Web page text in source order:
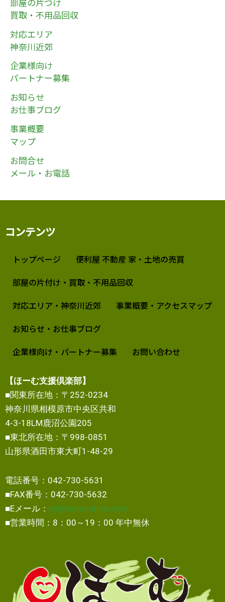
買取・不用品回収
対応エリア
神奈川近郊
企業様向け
パートナー募集
お知らせ
お仕事ブログ
事業概要
マップ
お問合せ
メール・お電話
コンテンツ
トップページ
便利屋 不動産 家・土地の売買
部屋の片付け・買取・不用品回収
対応エリア・神奈川近郊
事業概要・アクセスマップ
お知らせ・お仕事ブログ
企業様向け・パートナー募集
お問い合わせ
【ほーむ支援倶楽部】
■関東所在地：〒252-0234
神奈川県相模原市中央区共和
4-3-18LM鹿沼公園205
■東北所在地：〒998-0851
山形県酒田市東大町1-48-29
電話番号：042-730-5631
■FAX番号：042-730-5632
■Eメール： by@home-shien.com
■営業時間：8：00～19：00 年中無休